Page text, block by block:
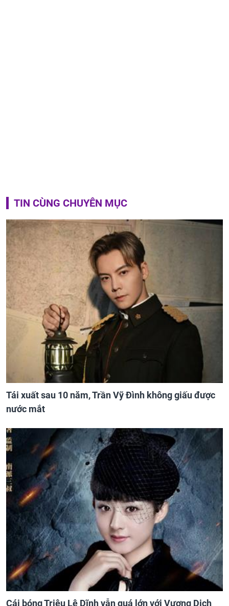
TIN CÙNG CHUYÊN MỤC
Tái xuất sau 10 năm, Trần Vỹ Đình không giấu được
nước mắt
Cái bóng Triệu Lệ Dĩnh vẫn quá lớn với Vương Dịch